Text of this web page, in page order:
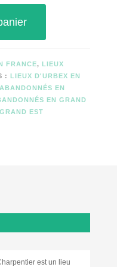
FRANCE, LIEUX
: LIEUX D'URBEX EN
EN
EN GRAND
EST
est un lieu